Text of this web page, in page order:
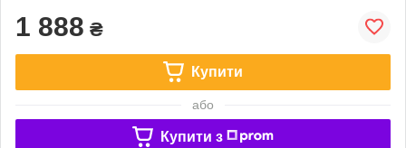
1 888 ₴
Купити
або
Купити з